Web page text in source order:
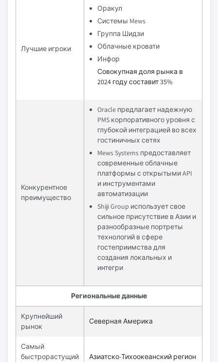
Лучшие игроки
Оракул
Системы Mews
Группа Шидзи
Облачные кровати
Инфор
Совокупная доля рынка в
2024 году составит 35%
Конкурентное
преимущество
Oracle предлагает надежную
PMS корпоративного уровня с
глубокой интеграцией во всех
гостиничных сетях
Mews Systems предоставляет
современные облачные
платформы с открытыми API
и инструментами
автоматизации
Shiji Group использует свое
сильное присутствие в Азии и
разнообразные портреты
технологий в сфере
гостеприимства для
создания локальных и
интегри
Региональные данные
Крупнейший
рынок
Северная Америка
Самый
быстрорастущий
Азиатско-Тихоокеанский регион